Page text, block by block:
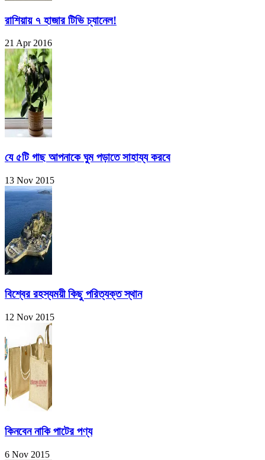
রাশিয়ায় ৭ হাজার টিভি চ্যানেল!
21 Apr 2016
যে ৫টি গাছ আপনাকে ঘুম পড়াতে সাহায্য করবে
13 Nov 2015
বিশ্বের রহস্যময়ী কিছু পরিত্যক্ত স্থান
12 Nov 2015
কিনবেন নাকি পাটের পণ্য
6 Nov 2015